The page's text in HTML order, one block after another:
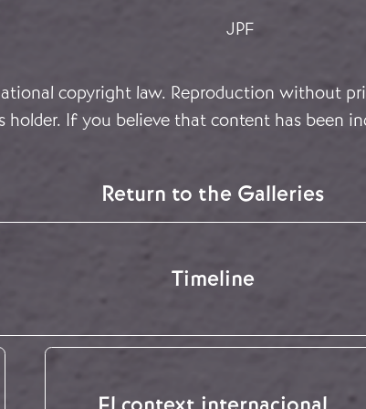
JPF
copyright law. Reproduction without
If you believe that content has been
Return to the Galleries
Timeline